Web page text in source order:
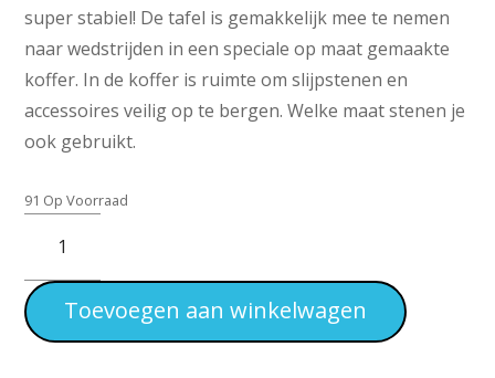
super stabiel! De tafel is gemakkelijk mee te nemen
naar wedstrijden in een speciale op maat gemaakte
koffer. In de koffer is ruimte om slijpstenen en
accessoires veilig op te bergen. Welke maat stenen je
ook gebruikt.
91 Op Voorraad
Slijptafel
Portable
Pro
Aantal
Toevoegen aan winkelwagen